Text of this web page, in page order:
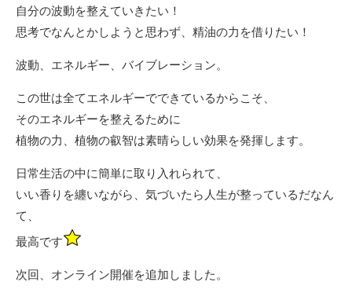
自分の波動を整えていきたい！
思考でなんとかしようと思わず、精油の力を借りたい！
波動、エネルギー、バイブレーション。
この世は全てエネルギーでできているからこそ、
そのエネルギーを整えるために
植物の力、植物の叡智は素晴らしい効果を発揮します。
日常生活の中に簡単に取り入れられて、
いい香りを纏いながら、気づいたら人生が整っているだなん
て、
最高です
次回、オンライン開催を追加しました。